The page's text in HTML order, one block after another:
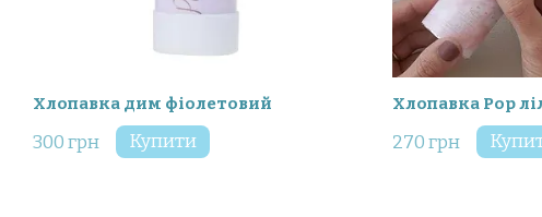
Хлопавка дим фіолетовий
300 грн Купити
Хлопавка Pop
270 грн